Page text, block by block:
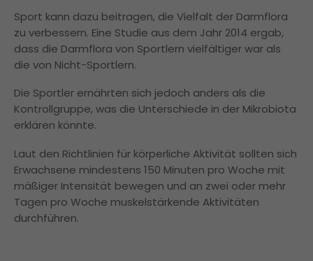
Sport kann dazu beitragen, die Vielfalt der Darmflora
zu verbessern. Eine Studie aus dem Jahr 2014 ergab,
dass die Darmflora von Sportlern vielfältiger war als
die von Nicht-Sportlern.
Die Sportler ernährten sich jedoch anders als die
Kontrollgruppe, was die Unterschiede in der Mikrobiota
erklären könnte.
Laut den Richtlinien für körperliche Aktivität sollten sich
Erwachsene mindestens 150 Minuten pro Woche mit
mäßiger Intensität bewegen und an zwei oder mehr
Tagen pro Woche muskelstärkende Aktivitäten
durchführen.